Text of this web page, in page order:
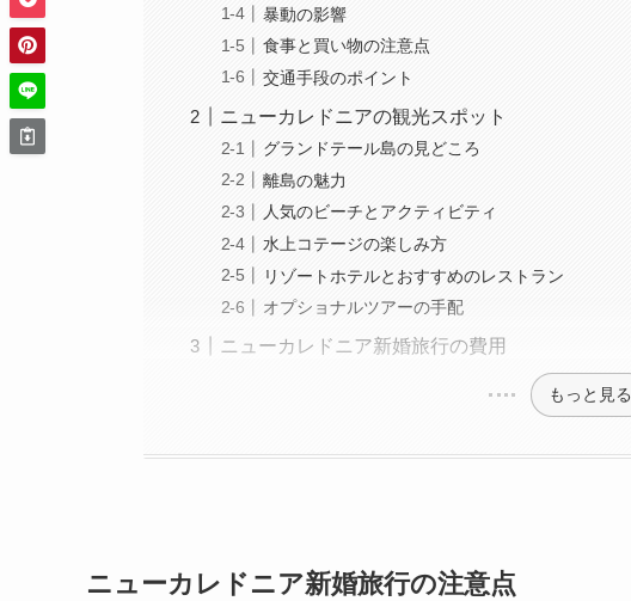
暴動の影響
食事と買い物の注意点
交通手段のポイント
ニューカレドニアの観光スポット
グランドテール島の見どころ
離島の魅力
人気のビーチとアクティビティ
水上コテージの楽しみ方
リゾートホテルとおすすめのレストラン
オプショナルツアーの手配
ニューカレドニア新婚旅行の費用
もっと見る
ニューカレドニア新婚旅行の注意点